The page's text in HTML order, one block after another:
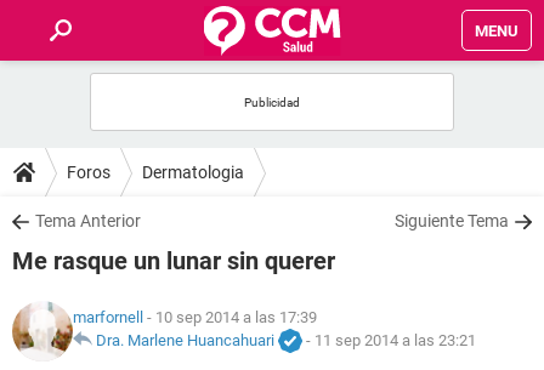
MENU
FOROS
SALUD
NUTRICIÓN
Foros Dermatologia
Tema Anterior Siguiente Tema
Me rasque un lunar sin querer
marfornell - 10 sep 2014 a las 17:39
Dra. Marlene Huancahuari
- 11 sep 2014 a las 23:21